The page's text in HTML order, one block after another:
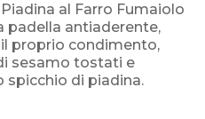
al Farro Fumaiolo
padella antiaderente,
il proprio condimento,
sesamo tostati e
spicchio di piadina.